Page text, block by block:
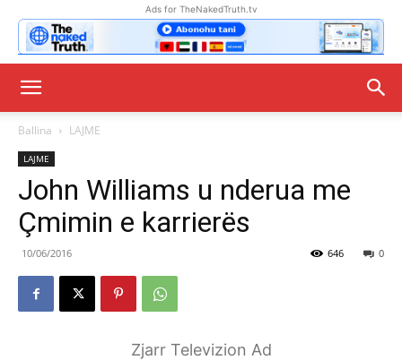
Ads for TheNakedTruth.tv
Ballina LAJME
LAJME
John Williams u nderua me
Çmimin e karrierës
10/06/2016 0
646
Zjarr Televizion Ad